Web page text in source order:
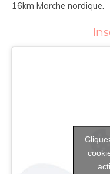
16km Marche nordique.